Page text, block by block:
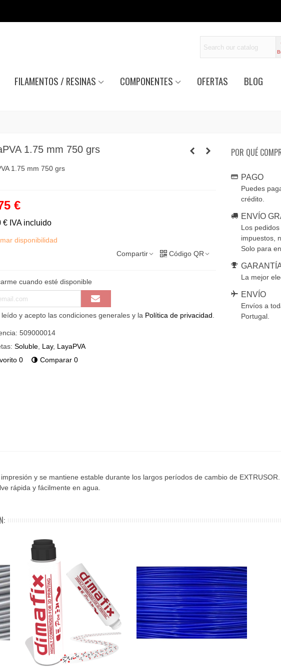
FILAMENTOS / RESINAS COMPONENTES OFERTAS
BLOG
1.75 mm 750 grs
1.75 mm 750 grs
€
€ IVA incluido
disponibilidad
Compartir
Código QR
cuando esté disponible
leído y acepto las condiciones generales y la Política de privacidad
509000014
Soluble, Lay, LayaPVA
0 Comparar 0
POR QUÉ
PAGO
Puedes
crédito.
ENVÍO
Los
impuestos,
Solo para
La mejor
ENVÍO
Envíos a
Portugal.
y se mantiene estable durante los largos períodos de cambio de
rápida y fácilmente en agua.